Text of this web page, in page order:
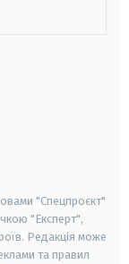
"Спецпроєкт"
"Експерт",
Редакція може
та правил